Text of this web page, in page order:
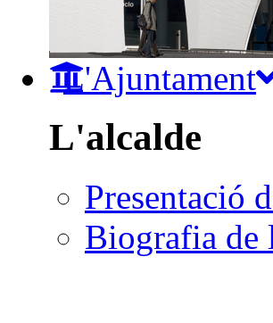
L'Ajuntament
L'alcalde
Presentació
Biografia de